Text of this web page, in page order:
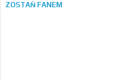
ZOSTAŃ FANEM